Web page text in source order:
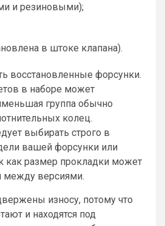
и резиновыми);
​​в штоке клапана).
восстановленные форсунки.
в наборе может
группа обычно
колец.
выбирать строго в
вашей форсунки или
как размер прокладки может
между версиями.
износу, потому что
и находятся под